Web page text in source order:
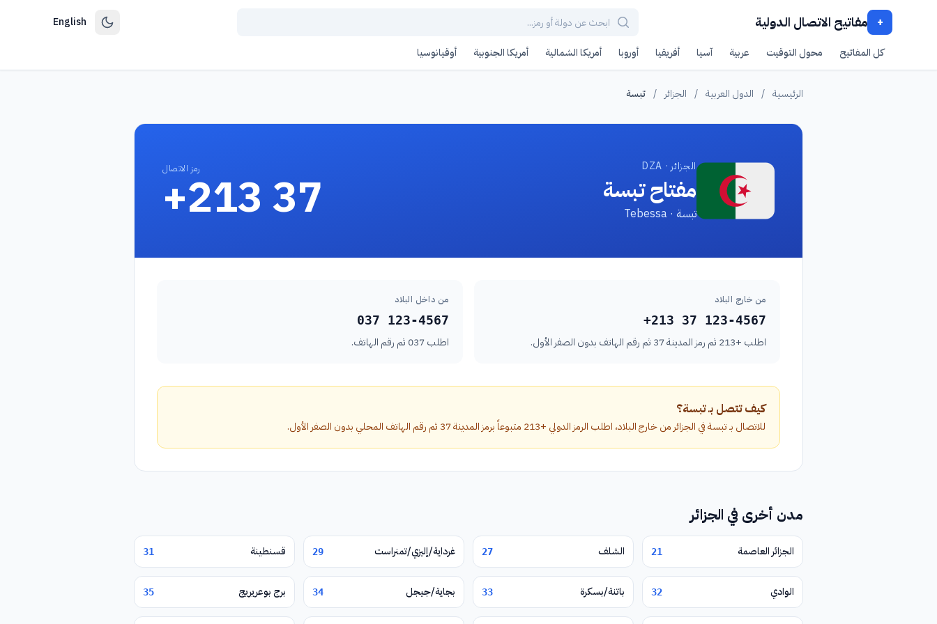
+ مفاتيح الاتصال الدولية English
كل المفاتيح محول التوقيت عربية آسيا أفريقيا أوروبا أمريكا الشمالية أمريكا الجنوبية أوقيانوسيا
الرئيسية / الدول العربية / الجزائر / تبسة
الجزائر · DZA
مفتاح تبسة
تبسة · Tebessa
رمز الاتصال
+213 37
من خارج البلاد
+213 37 123-4567
اطلب +213 ثم رمز المدينة 37 ثم رقم الهاتف بدون الصفر الأول.
من داخل البلاد
037 123-4567
اطلب 037 ثم رقم الهاتف.
كيف تتصل بـ تبسة؟
للاتصال بـ تبسة في الجزائر من خارج البلاد، اطلب الرمز الدولي +213 متبوعاً برمز المدينة 37 ثم رقم الهاتف المحلي بدون الصفر الأول.
مدن أخرى في الجزائر
الجزائر العاصمة 21 الشلف 27 غرداية/إليزي/تمنراست 29 قسنطينة 31
الوادي 32 باتنة/بسكرة 33 بجاية/جيجل 34 برج بوعريريج 35